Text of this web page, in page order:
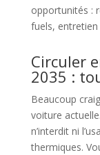
opportunités :
fuels,
Circuler
2035 :
Beaucoup
voiture
n’interdit ni
thermiques.